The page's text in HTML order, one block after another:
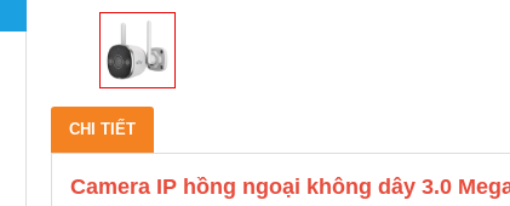
CHI TIẾT
Camera IP hồng ngoại không dây 3.0